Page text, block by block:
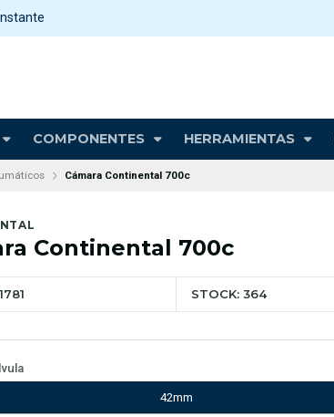
COMPONENTES HERRAMIENTAS
Cámara Continental 700c
Continental 700c
STOCK: 364
42mm